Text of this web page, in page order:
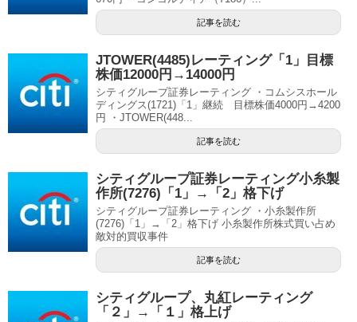
記事を読む
JTOWER(4485)レーティング「1」目標
株価12000円→14000円
シティグループ証券レーティング ・コムシスホール
ディングス(1721)「1」継続 目標株価4000円→4200
円 ・JTOWER(448...
記事を読む
シティグループ証券レーティング小糸製
作所(7276)「1」→「2」格下げ
シティグループ証券レーティング ・小糸製作所
(7276)「1」→「2」格下げ 小糸製作所株式買い占め
敵対的買収事件
記事を読む
シティグループ、丸紅レーティング
「２」→「１」格上げ